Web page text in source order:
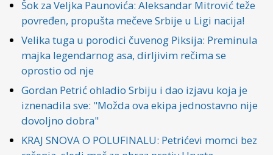
Šok za Veljka Paunovića: Aleksandar Mitrović teže
povređen, propušta mečeve Srbije u Ligi nacija!
Velika tuga u porodici čuvenog Piksija: Preminula
majka legendarnog asa, dirljivim rečima se
oprostio od nje
Gordan Petrić ohladio Srbiju i dao izjavu koja je
iznenadila sve: "Možda ova ekipa jednostavno nije
dovoljno dobra"
KRAJ SNOVA O POLUFINALU: Petrićevi momci bez